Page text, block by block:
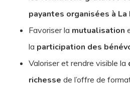
payantes organisées à La
Favoriser la mutualisation
la participation des
Valoriser et rendre visible la
richesse de l’offre de